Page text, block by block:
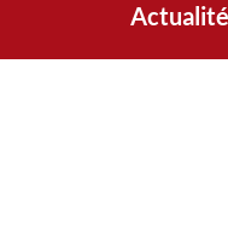
Actualité